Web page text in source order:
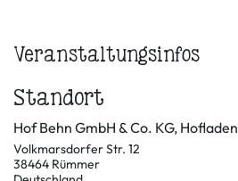
Veranstaltungsinfos
Standort
Hof Behn GmbH & Co. KG, Hofladen
Volkmarsdorfer Str. 12
38464 Rümmer